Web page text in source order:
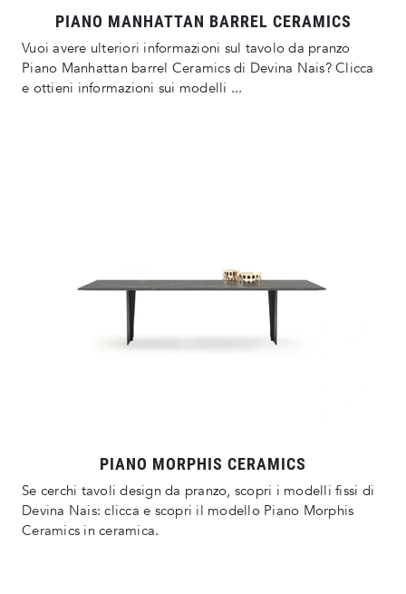
PIANO MANHATTAN BARREL CERAMICS
Vuoi avere ulteriori informazioni sul tavolo da pranzo
Piano Manhattan barrel Ceramics di Devina Nais? Clicca
e ottieni informazioni sui modelli ...
PIANO MORPHIS CERAMICS
Se cerchi tavoli design da pranzo, scopri i modelli fissi di
Devina Nais: clicca e scopri il modello Piano Morphis
Ceramics in ceramica.